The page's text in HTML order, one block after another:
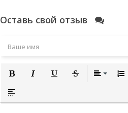
Оставь свой отзыв
Полужирный
Вставка спойлера